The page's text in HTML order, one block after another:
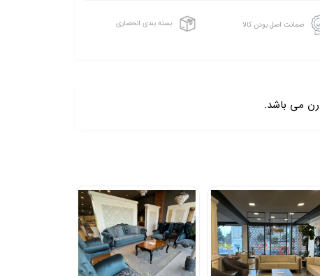
ضمانت اصل بودن کالا بسته بندی انحصاری
می باشد.